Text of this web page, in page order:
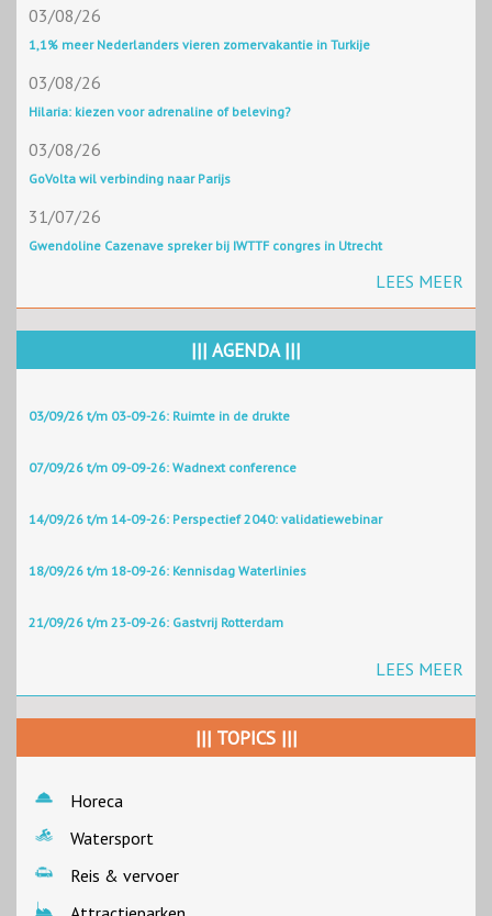
03/08/26
1,1% meer Nederlanders vieren zomervakantie in Turkije
03/08/26
Hilaria: kiezen voor adrenaline of beleving?
03/08/26
GoVolta wil verbinding naar Parijs
31/07/26
Gwendoline Cazenave spreker bij IWTTF congres in Utrecht
LEES MEER
||| AGENDA |||
03/09/26 t/m 03-09-26: Ruimte in de drukte
07/09/26 t/m 09-09-26: Wadnext conference
14/09/26 t/m 14-09-26: Perspectief 2040: validatiewebinar
18/09/26 t/m 18-09-26: Kennisdag Waterlinies
21/09/26 t/m 23-09-26: Gastvrij Rotterdam
LEES MEER
||| TOPICS |||
Horeca
Watersport
Reis & vervoer